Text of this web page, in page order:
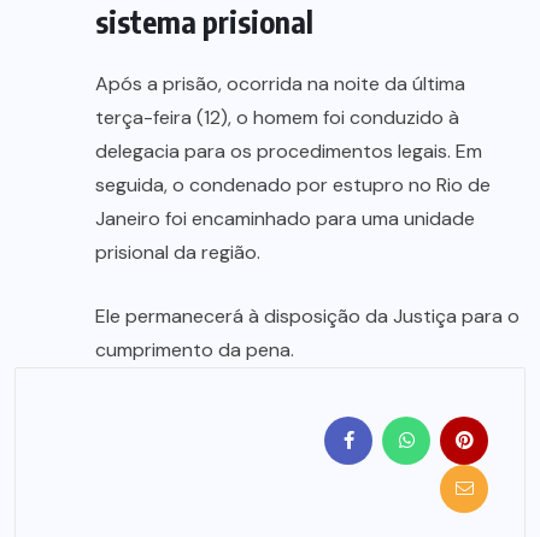
sistema prisional
Após a prisão, ocorrida na noite da última
terça-feira (12), o homem foi conduzido à
delegacia para os procedimentos legais. Em
seguida, o condenado por estupro no Rio de
Janeiro foi encaminhado para uma unidade
prisional da região.
Ele permanecerá à disposição da Justiça para o
cumprimento da pena.